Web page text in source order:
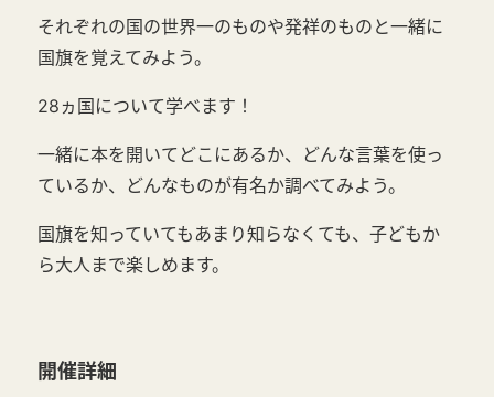
それぞれの国の世界一のものや発祥のものと一緒に
国旗を覚えてみよう。
28ヵ国について学べます！
一緒に本を開いてどこにあるか、どんな言葉を使っ
ているか、どんなものが有名か調べてみよう。
国旗を知っていてもあまり知らなくても、子どもか
ら大人まで楽しめます。
開催詳細